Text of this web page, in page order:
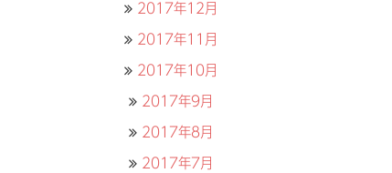
2017年12月
2017年11月
2017年10月
2017年9月
2017年8月
2017年7月